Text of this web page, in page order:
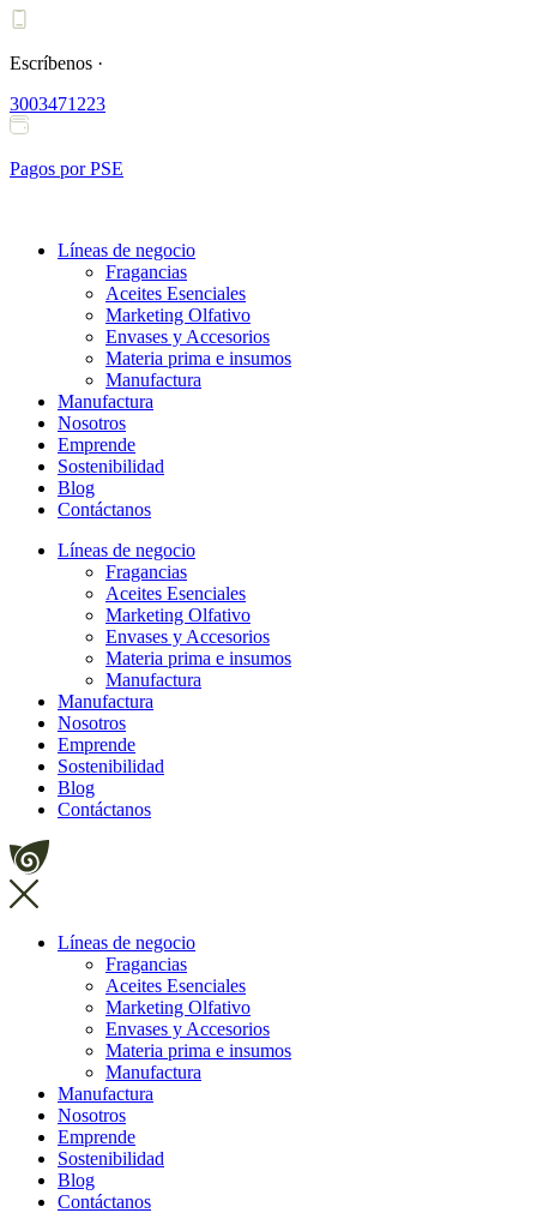
Ir
contenido
Escríbenos ·
3003471223
Pagos por PSE
Líneas de negocio
Fragancias
Aceites Esenciales
Marketing Olfativo
Envases y Accesorios
Materia prima e insumos
Manufactura
Manufactura
Nosotros
Emprende
Sostenibilidad
Blog
Contáctanos
Líneas de negocio
Fragancias
Aceites Esenciales
Marketing Olfativo
Envases y Accesorios
Materia prima e insumos
Manufactura
Manufactura
Nosotros
Emprende
Sostenibilidad
Blog
Contáctanos
Líneas de negocio
Fragancias
Aceites Esenciales
Marketing Olfativo
Envases y Accesorios
Materia prima e insumos
Manufactura
Manufactura
Nosotros
Emprende
Sostenibilidad
Blog
Contáctanos